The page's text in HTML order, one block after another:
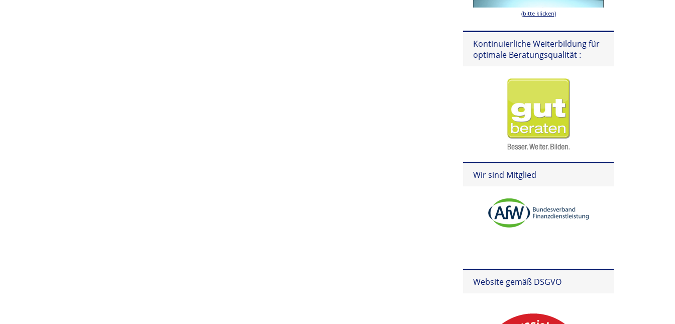
(bitte klicken)
Kontinuierliche Weiterbildung für
optimale Beratungsqualität :
Wir sind Mitglied
Website gemäß DSGVO